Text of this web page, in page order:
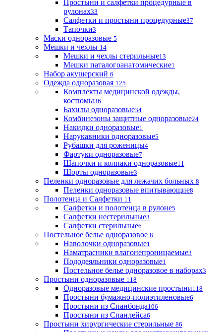
Простыни и салфетки процедурные в
рулонах33
Салфетки и простыни процедурные37
Тапочки3
Маски одноразовые 5
Мешки и чехлы 14
Мешки и чехлы стерильные13
Мешки паталогоанатомические1
Набор акушерский 6
Одежда одноразовая 125
Комплекты медицинской одежды,
костюмы36
Бахилы одноразовые34
Комбинезоны защитные одноразовые24
Накидки одноразовые1
Нарукавники одноразовые5
Рубашки для роженицы4
Фартуки одноразовые7
Шапочки и колпаки одноразовые11
Шорты одноразовые3
Пеленки одноразовые для лежачих больных 8
Пеленки одноразовые впитывающие8
Полотенца и Салфетки 11
Салфетки и полотенца в рулоне5
Салфетки нестерильные3
Салфетки стерильные6
Постельное белье одноразовое 8
Наволочки одноразовые1
Наматрасники влагонепроницаемые3
Пододеяльники одноразовые1
Постельное белье одноразовое в наборах3
Простыни одноразовые 118
Одноразовые медицинские простыни118
Простыни бумажно-полиэтиленовые6
Простыни из Спанбонда106
Простыни из Спанлейса6
Простыни хирургические стерильные 86